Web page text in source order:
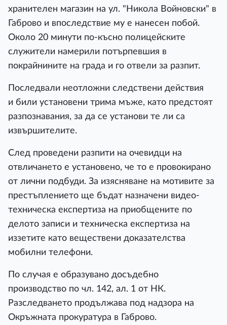
хранителен магазин на ул. "Никола Войновски" в
Габрово и впоследствие му е нанесен побой.
Около 20 минути по-късно полицейските
служители намерили потърпевшия в
покрайнините на града и го отвели за разпит.
Последвали неотложни следствени действия
и били установени трима мъже, като предстоят
разпознавания, за да се установи те ли са
извършителите.
След проведени разпити на очевидци на
отвличането е установено, че то е провокирано
от лични подбуди. За изясняване на мотивите за
престъплението ще бъдат назначени видео-
техническа експертиза на приобщените по
делото записи и техническа експертиза на
иззетите като веществени доказателства
мобилни телефони.
По случая е образувано досъдебно
производство по чл. 142, ал. 1 от НК.
Разследването продължава под надзора на
Окръжната прокуратура в Габрово.